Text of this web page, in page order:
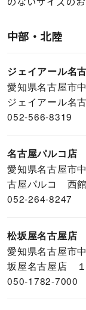
中部・北陸
ジェイアール名
愛知県名古屋市
ジェイアール名
052-566-8319
名古屋パルコ店
愛知県名古屋市
古屋パルコ 西
052-264-8247
松坂屋名古屋店
愛知県名古屋市
坂屋名古屋店
050-1782-7000